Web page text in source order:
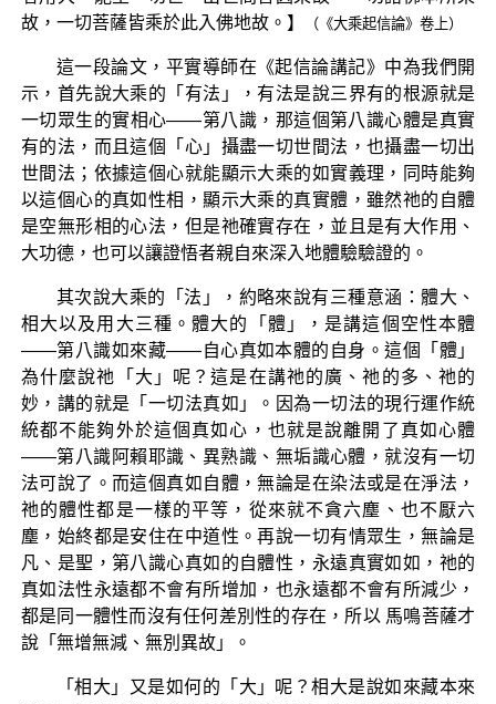
故，一切菩薩皆乘於此入佛地故。】
（《大乘起信論》卷上）
這一段論文，平實導師在《起信論講記》中為我們開
示，首先說大乘的「有法」，有法是說三界有的根源就是
一切眾生的實相心——第八識，那這個第八識心體是真實
有的法，而且這個「心」攝盡一切世間法，也攝盡一切出
世間法；依據這個心就能顯示大乘的如實義理，同時能夠
以這個心的真如性相，顯示大乘的真實體，雖然祂的自體
是空無形相的心法，但是祂確實存在，並且是有大作用、
大功德，也可以讓證悟者親自來深入地體驗驗證的。
其次說大乘的「法」，約略來說有三種意涵：體大、
相大以及用大三種。體大的「體」，是講這個空性本體
——第八識如來藏——自心真如本體的自身。這個「體」
為什麼說祂「大」呢？這是在講祂的廣、祂的多、祂的
妙，講的就是「一切法真如」。因為一切法的現行運作統
統都不能夠外於這個真如心，也就是說離開了真如心體
——第八識阿賴耶識、異熟識、無垢識心體，就沒有一切
法可說了。而這個真如自體，無論是在染法或是在淨法，
祂的體性都是一樣的平等，從來就不貪六塵、也不厭六
塵，始終都是安住在中道性。再說一切有情眾生，無論是
凡、是聖，第八識心真如的自體性，永遠真實如如，祂的
真如法性永遠都不會有所增加，也永遠都不會有所減少，
都是同一體性而沒有任何差別性的存在，所以 馬鳴菩薩才
說「無增無減、無別異故」。
「相大」又是如何的「大」呢？相大是說如來藏本來